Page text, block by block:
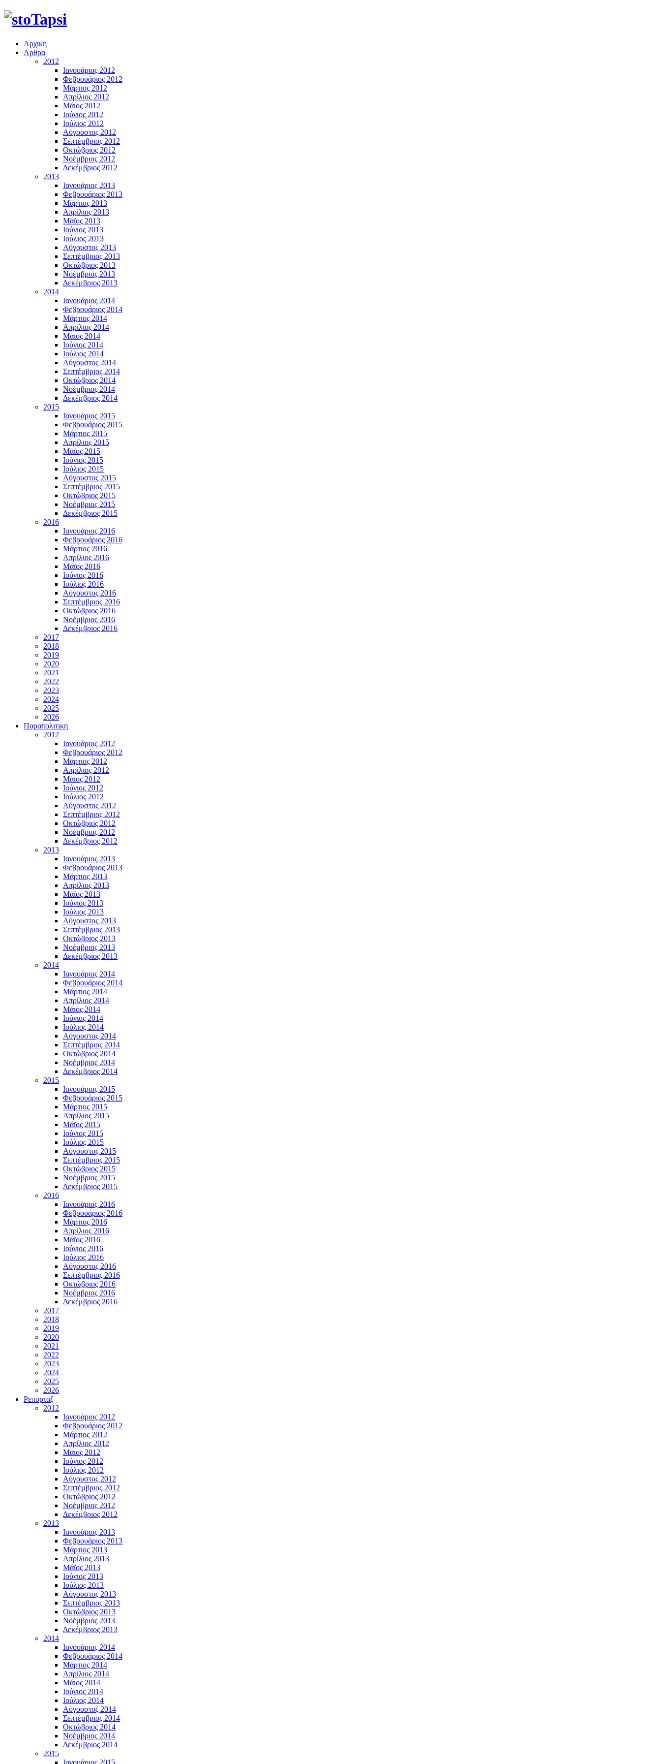
Αρχικη
Αρθρα
2012
Ιανουάριος 2012
Φεβρουάριος 2012
Μάρτιος 2012
Απρίλιος 2012
Μάιος 2012
Ιούνιος 2012
Ιούλιος 2012
Αύγουστος 2012
Σεπτέμβριος 2012
Οκτώβριος 2012
Νοέμβριος 2012
Δεκέμβριος 2012
2013
Ιανουάριος 2013
Φεβρουάριος 2013
Μάρτιος 2013
Απρίλιος 2013
Μάϊος 2013
Ιούνιος 2013
Ιούλιος 2013
Αύγουστος 2013
Σεπτέμβριος 2013
Οκτώβριος 2013
Νοέμβριος 2013
Δεκέμβριος 2013
2014
Ιανουάριος 2014
Φεβρουάριος 2014
Μάρτιος 2014
Απρίλιος 2014
Μάιος 2014
Ιούνιος 2014
Ιούλιος 2014
Αύγουστος 2014
Σεπτέμβριος 2014
Οκτώβριος 2014
Νοέμβριος 2014
Δεκέμβριος 2014
2015
Ιανουάριος 2015
Φεβρουάριος 2015
Μάρτιος 2015
Απρίλιος 2015
Μάϊος 2015
Ιούνιος 2015
Ιούλιος 2015
Αύγουστος 2015
Σεπτέμβριος 2015
Οκτώβριος 2015
Νοέμβριος 2015
Δεκέμβριος 2015
2016
Ιανουάριος 2016
Φεβρουάριος 2016
Μάρτιος 2016
Απρίλιος 2016
Μάϊος 2016
Ιούνιος 2016
Ιούλιος 2016
Αύγουστος 2016
Σεπτέμβριος 2016
Οκτώβριος 2016
Νοέμβριος 2016
Δεκέμβριος 2016
2017
2018
2019
2020
2021
2022
2023
2024
2025
2026
Παραπολιτικη
2012
Ιανουάριος 2012
Φεβρουάριος 2012
Μάρτιος 2012
Απρίλιος 2012
Μάιος 2012
Ιούνιος 2012
Ιούλιος 2012
Αύγουστος 2012
Σεπτέμβριος 2012
Οκτώβριος 2012
Νοέμβριος 2012
Δεκέμβριος 2012
2013
Ιανουάριος 2013
Φεβρουάριος 2013
Μάρτιος 2013
Απρίλιος 2013
Μάϊος 2013
Ιούνιος 2013
Ιούλιος 2013
Αύγουστος 2013
Σεπτέμβριος 2013
Οκτώβριος 2013
Νοέμβριος 2013
Δεκέμβριος 2013
2014
Ιανουάριος 2014
Φεβρουάριος 2014
Μάρτιος 2014
Απρίλιος 2014
Μάιος 2014
Ιούνιος 2014
Ιούλιος 2014
Αύγουστος 2014
Σεπτέμβριος 2014
Οκτώβριος 2014
Νοέμβριος 2014
Δεκέμβριος 2014
2015
Ιανουάριος 2015
Φεβρουάριος 2015
Μάρτιος 2015
Απρίλιος 2015
Μάϊος 2015
Ιούνιος 2015
Ιούλιος 2015
Αύγουστος 2015
Σεπτέμβριος 2015
Οκτώβριος 2015
Νοέμβριος 2015
Δεκέμβριος 2015
2016
Ιανουάριος 2016
Φεβρουάριος 2016
Μάρτιος 2016
Απρίλιος 2016
Μάϊος 2016
Ιούνιος 2016
Ιούλιος 2016
Αύγουστος 2016
Σεπτέμβριος 2016
Οκτώβριος 2016
Νοέμβριος 2016
Δεκέμβριος 2016
2017
2018
2019
2020
2021
2022
2023
2024
2025
2026
Ρεπορταζ
2012
Ιανουάριος 2012
Φεβρουάριος 2012
Μάρτιος 2012
Απρίλιος 2012
Μάιος 2012
Ιούνιος 2012
Ιούλιος 2012
Αύγουστος 2012
Σεπτέμβριος 2012
Οκτώβριος 2012
Νοέμβριος 2012
Δεκέμβριος 2012
2013
Ιανουάριος 2013
Φεβρουάριος 2013
Μάρτιος 2013
Απρίλιος 2013
Μάϊος 2013
Ιούνιος 2013
Ιούλιος 2013
Αύγουστος 2013
Σεπτέμβριος 2013
Οκτώβριος 2013
Νοέμβριος 2013
Δεκέμβριος 2013
2014
Ιανουάριος 2014
Φεβρουάριος 2014
Μάρτιος 2014
Απρίλιος 2014
Μάιος 2014
Ιούνιος 2014
Ιούλιος 2014
Αύγουστος 2014
Σεπτέμβριος 2014
Οκτώβριος 2014
Νοέμβριος 2014
Δεκέμβριος 2014
2015
Ιανουάριος 2015